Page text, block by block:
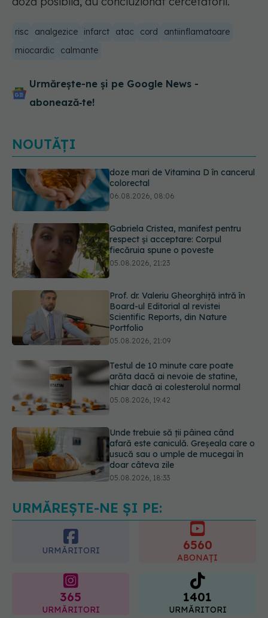
risc analgezice infarct atac cord
antiinflamatoare
miocardic
calmante
Urmărește-ne și pe Google News -
abonează‑te!
NOUTĂȚI
Gabriela Cristea, manifest pentru
respect și acceptare: Corpul
Prof. dr. Valeriu Gheorghiță intră în
Board-ul Editorial al revistei
05.08.2026, 21:09
Testul de 10 minute care poate
arăta dacă ai nevoie de statine,
chiar dacă ai colesterolul normal
Unde trebuie să ții pâinea când
afară este caniculă. Greșeala care o
05.08.2026, 18:33
Adevărul despre tratamentul cu
doze mari de Vitamina D în cancerul
colorectal
URMĂREȘTE-NE ȘI PE:
URMĂRITORI 6560
ABONAȚI
365
URMĂRITORI
1401
URMĂRITORI